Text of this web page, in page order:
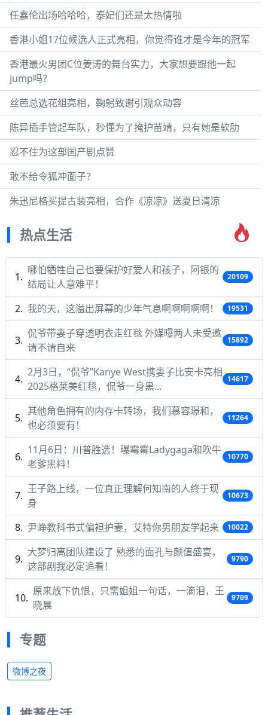
任嘉伦出场哈哈哈，泰妃们还是太热情啦
香港小姐17位候选人正式亮相，你觉得谁才是今年的冠军
香港最火男团C位姜涛的舞台实力，大家想要跟他一起
jump吗？
丝芭总选花组亮相，鞠躬致谢引观众动容
陈异插手管起车队，秒懂为了掩护苗靖，只有她是软肋
忍不住为这部国产剧点赞
敢不给令狐冲面子？
朱迅尼格买提古装亮相，合作《凉凉》送夏日清凉
热点生活
哪怕牺牲自己也要保护好爱人和孩子，阿银的
结局让人意难平！
20109
我的天，这溢出屏幕的少年气息啊啊啊啊啊！ 19531
侃爷带妻子穿透明衣走红毯 外媒曝两人未受邀
请不请自来
15892
2月3日，“侃爷”Kanye West携妻子比安卡亮相
2025格莱美红毯，侃爷一身黑…
14617
其他角色拥有的内存卡转场，我们慕容璟和，
也必须要有！
11264
11月6日：川普胜选！曝霉霉Ladygaga和吹牛
老爹黑料！
10770
王子路上线，一位真正理解何知南的人终于现
身
10673
尹峥教科书式偏袒护妻，艾特你男朋友学起来 10022
大梦归离团队建设了 熟悉的面孔与颜值盛宴，
这部剧我必定追看！
9790
原来放下仇恨，只需姐姐一句话，一滴泪，王
晓晨
9709
专题
微博之夜